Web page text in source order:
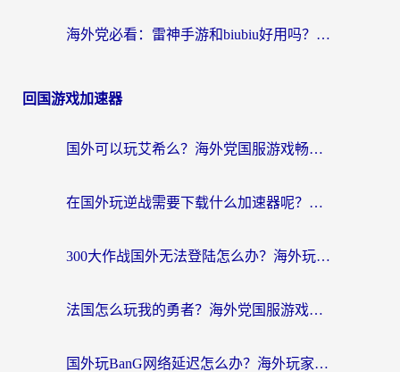
海外党必看：雷神手游和biubiu好用吗？3招选对回国加速器无缝刷国内资源
回国游戏加速器
国外可以玩艾希么？海外党国服游戏畅玩终极指南（附加速器选择秘籍）
在国外玩逆战需要下载什么加速器呢？海外党亲测有效的国服游戏加速指南
300大作战国外无法登陆怎么办？海外玩家亲测有效的解决指南
法国怎么玩我的勇者？海外党国服游戏不卡攻略，附3款热门游戏加速实测
国外玩BanG网络延迟怎么办？海外玩家亲测有效的国服游戏加速指南